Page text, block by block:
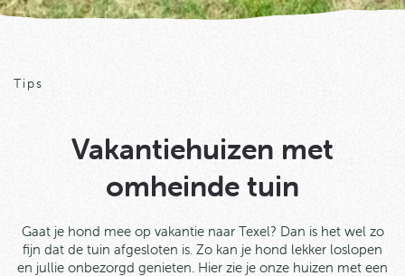
Tips
Vakantiehuizen met
omheinde tuin
Gaat je hond mee op vakantie naar Texel? Dan is het wel zo
fijn dat de tuin afgesloten is. Zo kan je hond lekker loslopen
en jullie onbezorgd genieten. Hier zie je onze huizen met een